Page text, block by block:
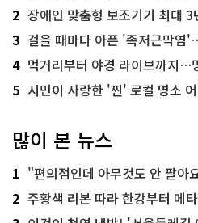
2 장애인 맞춤형 보조기기 최대 3년
3 걸을 때마다 아픈 '족저근막염'…무
4 먹거리부터 야경 라이브까지…
5 시민이 사랑한 '찐' 로컬 명소 어
많이 본 뉴스
1 "편의점인데 아무것도 안 팔아요" 서울
2 주황색 리본 따라 한강부터 메타세쿼